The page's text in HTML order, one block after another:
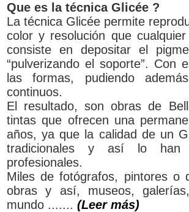
Que es la técnica Glicée ?
La técnica Glicée permite
color y resolución que
consiste en depositar el
“pulverizando el soporte”. Con
las formas, pudiendo
continuos.
El resultado, son obras de
tintas que ofrecen una
años, ya que la calidad de un
tradicionales y así lo han
profesionales.
Miles de fotógrafos, pintores o
obras y así, museos,
mundo ....... (Leer más)